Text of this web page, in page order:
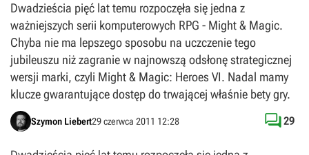
Dwadzieścia pięć lat temu rozpoczęła się jedna z
ważniejszych serii komputerowych RPG - Might & Magic.
Chyba nie ma lepszego sposobu na uczczenie tego
jubileuszu niż zagranie w najnowszą odsłonę strategicznej
wersji marki, czyli Might & Magic: Heroes VI. Nadal mamy
klucze gwarantujące dostęp do trwającej właśnie bety gry.
Szymon Liebert29 czerwca 2011 12:28 29